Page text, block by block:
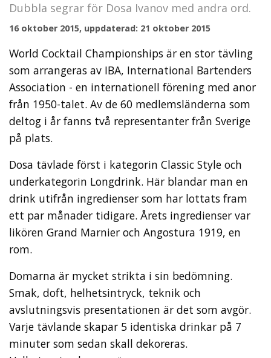
Dubbla segrar för Dosa Ivanov med andra ord.
16 oktober 2015, uppdaterad: 21 oktober 2015
World Cocktail Championships är en stor tävling
som arrangeras av IBA, International Bartenders
Association - en internationell förening med anor
från 1950-talet. Av de 60 medlemsländerna som
deltog i år fanns två representanter från Sverige
på plats.
Dosa tävlade först i kategorin Classic Style och
underkategorin Longdrink. Här blandar man en
drink utifrån ingredienser som har lottats fram
ett par månader tidigare. Årets ingredienser var
likören Grand Marnier och Angostura 1919, en
rom.
Domarna är mycket strikta i sin bedömning.
Smak, doft, helhetsintryck, teknik och
avslutningsvis presentationen är det som avgör.
Varje tävlande skapar 5 identiska drinkar på 7
minuter som sedan skall dekoreras.